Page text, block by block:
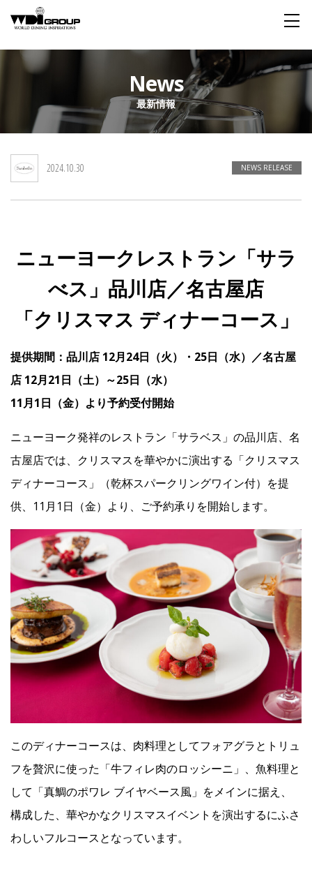
About WDI
WDI STANDARD
私たちが大切にするもの 舞台は世界
Social Responsibility Sustainability
Restaurant
Wedding
IR
IR情報トップ 投資家の皆様へ 事業概要
財務・業績情報 IRライブラリー 株式情報 電子公告 IRカレンダー
よくあるご質問 IRお問い合わせ 免責事項
Franchise
Recruit
Contact
Facebook
JP EN
News
最新情報
2024.10.30 NEWS RELEASE
ニューヨークレストラン「サラ
べス」品川店／名古屋店
「クリスマス ディナーコース」
提供期間：品川店 12月24日（火）・25日（水）／名古屋
店 12月21日（土）～25日（水）
11月1日（金）より予約受付開始
ニューヨーク発祥のレストラン「サラベス」の品川店、名
古屋店では、クリスマスを華やかに演出する「クリスマス
ディナーコース」（乾杯スパークリングワイン付）を提
供、11月1日（金）より、ご予約承りを開始します。
このディナーコースは、肉料理としてフォアグラとトリュ
フを贅沢に使った「牛フィレ肉のロッシーニ」、魚料理と
して「真鯛のポワレ ブイヤベース風」をメインに据え、
構成した、華やかなクリスマスイベントを演出するにふさ
わしいフルコースとなっています。